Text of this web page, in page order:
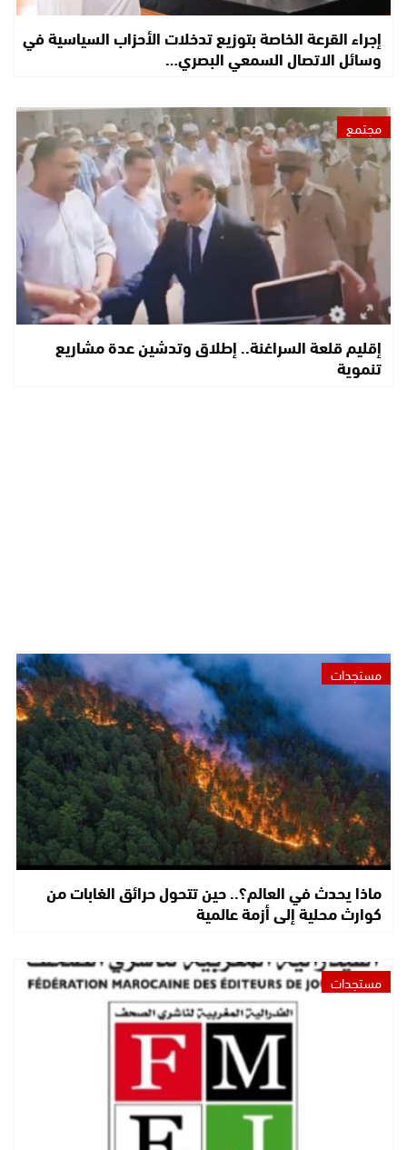
إجراء القرعة الخاصة بتوزيع تدخلات الأحزاب السياسية في
وسائل الاتصال السمعي البصري…
مجتمع
إقليم قلعة السراغنة.. إطلاق وتدشين عدة مشاريع
تنموية
مستجدات
ماذا يحدث في العالم؟.. حين تتحول حرائق الغابات من
كوارث محلية إلى أزمة عالمية
مستجدات